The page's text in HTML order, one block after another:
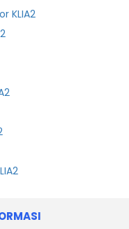
KLIA2